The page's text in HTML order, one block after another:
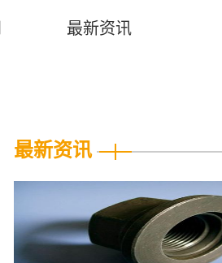
最新资讯
最新资讯